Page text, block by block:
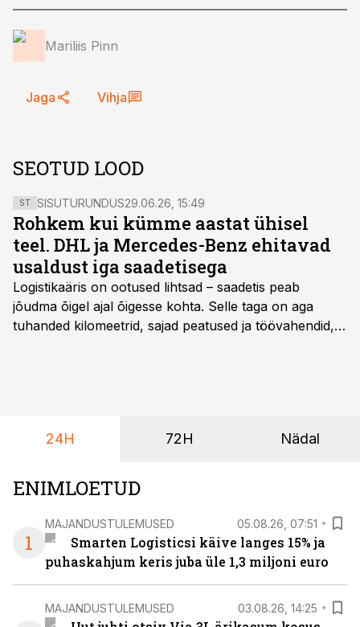
Mariliis Pinn
Jaga Vihja
SEOTUD LOOD
ST SISUTURUNDUS29.06.26, 15:49
Rohkem kui kümme aastat ühisel
teel. DHL ja Mercedes-Benz ehitavad
usaldust iga saadetisega
Logistikaäris on ootused lihtsad – saadetis peab
jõudma õigel ajal õigesse kohta. Selle taga on aga
tuhanded kilomeetrid, sajad peatused ja töövahendid,
24H 72H Nädal
ENIMLOETUD
1
MAJANDUSTULEMUSED 05.08.26, 07:51
Smarten Logisticsi käive langes 15% ja
puhaskahjum keris juba üle 1,3 miljoni euro
MAJANDUSTULEMUSED 03.08.26, 14:25